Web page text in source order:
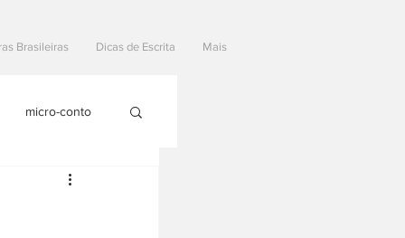
Brasileiras Dicas de Escrita Mais
micro-conto